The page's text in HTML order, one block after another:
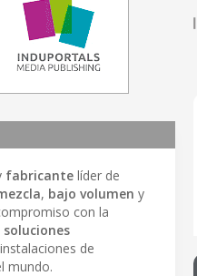
fabricante líder de
, bajo volumen y
con la
soluciones
de
mundo.